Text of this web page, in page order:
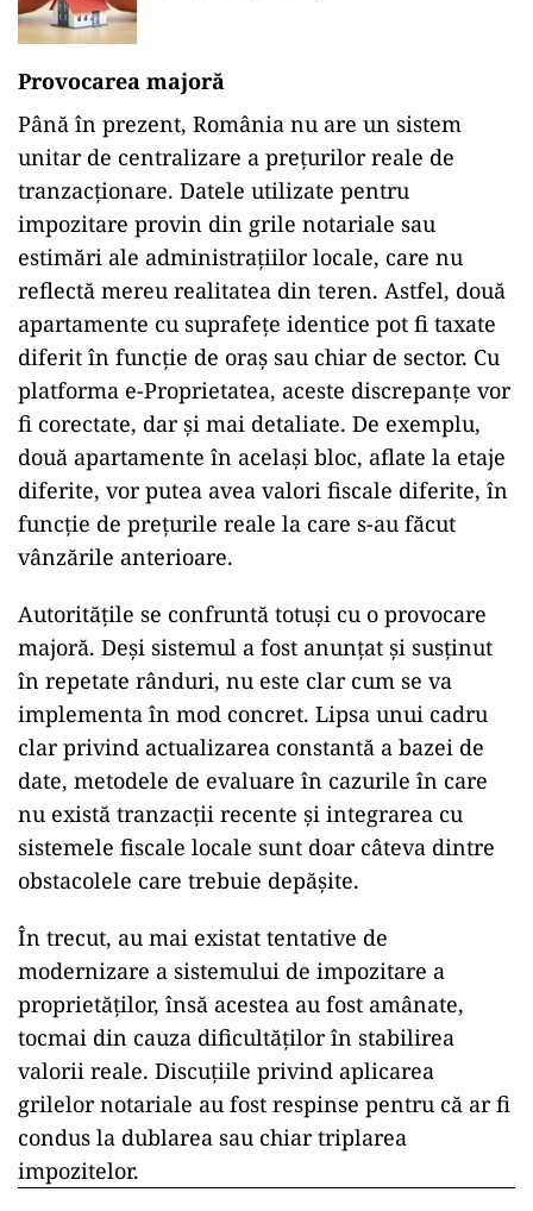
Provocarea majoră
Până în prezent, România nu are un sistem
unitar de centralizare a prețurilor reale de
tranzacționare. Datele utilizate pentru
impozitare provin din grile notariale sau
estimări ale administrațiilor locale, care nu
reflectă mereu realitatea din teren. Astfel, două
apartamente cu suprafețe identice pot fi taxate
diferit în funcție de oraș sau chiar de sector. Cu
platforma e-Proprietatea, aceste discrepanțe vor
fi corectate, dar și mai detaliate. De exemplu,
două apartamente în același bloc, aflate la etaje
diferite, vor putea avea valori fiscale diferite, în
funcție de prețurile reale la care s-au făcut
vânzările anterioare.
Autoritățile se confruntă totuși cu o provocare
majoră. Deși sistemul a fost anunțat și susținut
în repetate rânduri, nu este clar cum se va
implementa în mod concret. Lipsa unui cadru
clar privind actualizarea constantă a bazei de
date, metodele de evaluare în cazurile în care
nu există tranzacții recente și integrarea cu
sistemele fiscale locale sunt doar câteva dintre
obstacolele care trebuie depășite.
În trecut, au mai existat tentative de
modernizare a sistemului de impozitare a
proprietăților, însă acestea au fost amânate,
tocmai din cauza dificultăților în stabilirea
valorii reale. Discuțiile privind aplicarea
grilelor notariale au fost respinse pentru că ar fi
condus la dublarea sau chiar triplarea
impozitelor.